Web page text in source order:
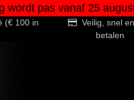
wordt pas vanaf 25
(€ 100 in
Veilig, snel
betalen